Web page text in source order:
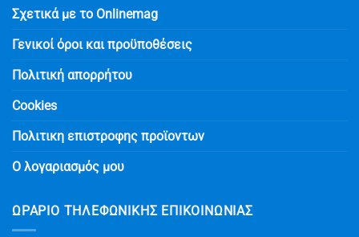
Σχετικά με το Onlinemag
Γενικοί όροι και προϋποθέσεις
Πολιτική απορρήτου
Cookies
Πολιτικη επιστροφης προϊοντων
Ο λογαριασμός μου
ΩΡΆΡΙΟ ΤΗΛΕΦΩΝΙΚΉΣ ΕΠΙΚΟΙΝΩΝΊΑΣ